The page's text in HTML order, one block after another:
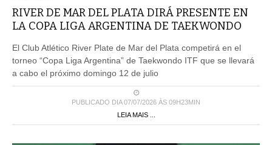
RIVER DE MAR DEL PLATA DIRÁ PRESENTE EN
LA COPA LIGA ARGENTINA DE TAEKWONDO
El Club Atlético River Plate de Mar del Plata competirá en el
torneo “Copa Liga Argentina” de Taekwondo ITF que se llevará
a cabo el próximo domingo 12 de julio
PUBLICADO DIA 07/07/2026 ÀS 09H23MIN
LEIA MAIS ...